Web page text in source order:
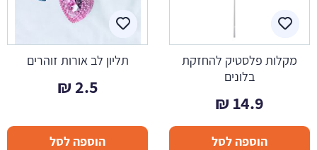
מקלות פלסטיק להחזקת
בלונים
14.9
₪
הוספה לסל
תליון לב אורות זוהרים
2.5
₪
הוספה לסל